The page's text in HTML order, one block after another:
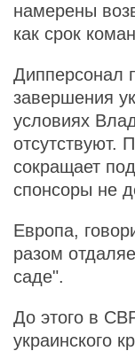
намерены
как срок
Дипперсонал
завершения
условиях
отсутствуют.
сокращает
спонсоры не
Европа,
разом
саде".
До этого в
украинского